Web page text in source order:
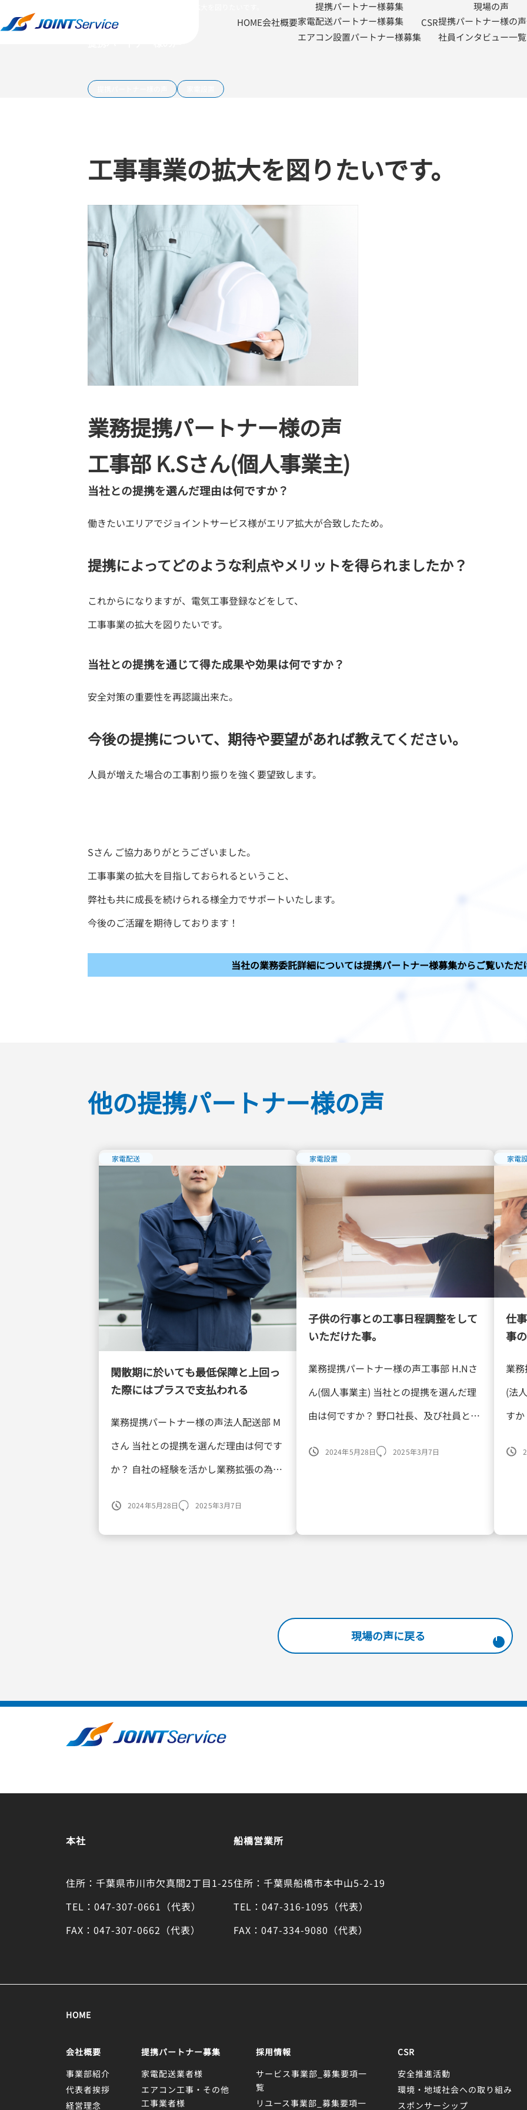
HOME会社概要
提携パートナー様募集
家電配送パートナー様募集
エアコン設置パートナー様募集
CSR
現場の声
提携パートナー様の
社員インタビュー一覧
工事事業の拡大を図りたいです。
業務提携パートナー様の声
工事部 K.Sさん(個人事業主)
当社との提携を選んだ理由は何ですか？
働きたいエリアでジョイントサービス様がエリア拡大が合致したため。
提携によってどのような利点やメリットを得られましたか？
これからになりますが、電気工事登録などをして、
工事事業の拡大を図りたいです。
当社との提携を通じて得た成果や効果は何ですか？
安全対策の重要性を再認識出来た。
今後の提携について、期待や要望があれば教えてください。
人員が増えた場合の工事割り振りを強く要望致します。
Sさん ご協力ありがとうございました。
工事事業の拡大を目指しておられるということ、
弊社も共に成長を続けられる様全力でサポートいたします。
今後のご活躍を期待しております！
当社の業務委託詳細については提携パートナー様募集からご覧いただ
他の提携パートナー様の声
家電配送
閑散期に於いても最低保障と上回っ
た際にはプラスで支払われる
業務提携パートナー様の声法人配送部 M
さん 当社との提携を選んだ理由は何です
か？ 自社の経験を活かし業務拡張の為
を得られましたか？ 閑散期に於いても最
低保障と上回った際にはプラスで支 […]
2024年5月28日 2025年3月7日
家電設置
子供の行事との工事日程調整をして
いただけた事。
業務提携パートナー様の声工事部 H.Nさ
ん(個人事業主) 当社との提携を選んだ理
由は何ですか？ 野口社長、及び社員との
2024年5月28日 2025年3月7日
家電
仕
事
業
(法
す
現場の声に戻る
本社
住所：千葉県市川市欠真間2丁目1-25
TEL：047-307-0661（代表）
FAX：047-307-0662（代表）
船橋営業所
住所：千葉県船橋市本中山5-2-19
TEL：047-316-1095（代表）
FAX：047-334-9080（代表）
HOME
会社概要
事業部紹介
代表者挨拶
経営理念
提携パートナー募集
家電配送業者様
エアコン工事・その他
工事業者様
採用情報
サービス事業部_募集要項一
覧
リユース事業部_募集要項一
CSR
安全推進活動
環境・地域社会への取り組み
スポンサーシップ